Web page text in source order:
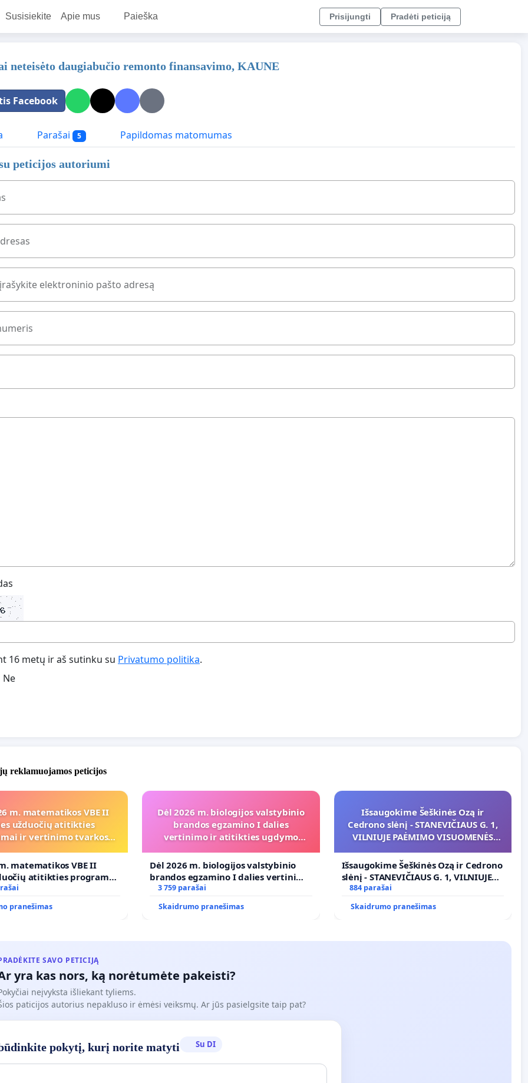
Susisiekite Apie mus Paieška Prisijungti Pradėti peticiją
neteisėto daugiabučio remonto finansavimo, KAUNE
Facebook
Parašai 5 Papildomas matomumas
peticijos autoriumi
elektroninio pašto adresą
16 metų ir aš sutinku su Privatumo politika.
Ne
reklamuojamos peticijos
m. matematikos VBE II
užduočių atitikties
ir vertinimo tvarkos
matematikos VBE II
atitikties programai
tvarkos koregavimo
pranešimas
Dėl 2026 m. biologijos valstybinio
brandos egzamino I dalies
vertinimo ir atitikties ugdymo
Dėl 2026 m. biologijos valstybinio
brandos egzamino I dalies vertinimo
ir atitikties ugdymo programai
3 759 parašai
Skaidrumo pranešimas
Išsaugokime Šeškinės Ozą ir
Cedrono slėnį - STANEVIČIAUS G. 1,
VILNIUJE PAĖMIMO VISUOMENĖS
PRITAIKYMO VIEŠAJAI ŽELDYNŲ
FUNKCIJAI
Išsaugokime Šeškinės Ozą ir Cedrono
slėnį - STANEVIČIAUS G. 1, VILNIUJE
PAĖMIMO VISUOMENĖS POREIKIAMS
VIEŠAJAI ŽELDYNŲ FUNKCIJAI
884 parašai
Skaidrumo pranešimas
SAVO PETICIJĄ
yra kas nors, ką norėtumėte pakeisti?
neįvyksta išliekant tyliems.
paticijos autorius nepakluso ir ėmėsi veiksmų. Ar jūs pasielgsite taip pat?
pokytį, kurį norite matyti Su DI